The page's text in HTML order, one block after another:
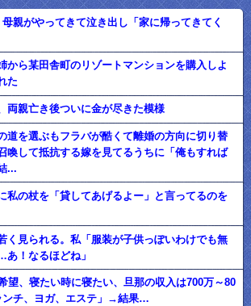
親がやってきて泣き出し「家に帰ってきてく
から某田舎町のリゾートマンションを購入しよ
た
両親亡き後ついに金が尽きた模様
道を選ぶもフラバが酷くて離婚の方向に切り替
喚して抵抗する嫁を見てるうちに「俺もすれば
...
私の杖を「貸してあげるよー」と言ってるのを
く見られる。私「服装が子供っぽいわけでも無
！なるほどね」
望、寝たい時に寝たい、旦那の収入は700万～80
ンチ、ヨガ、エステ」→結果…